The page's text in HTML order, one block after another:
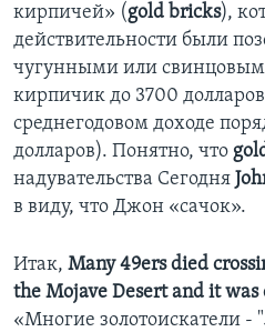
кирпичей» (gold bricks),
действительности были
чугунными или
кирпичик до 3700
среднегодовом доходе
долларов). Понятно, что
надувательства Сегодня
в виду, что Джон «сачок».
Итак, Many 49ers died
the Mojave Desert and it
«Многие золотоискатели -